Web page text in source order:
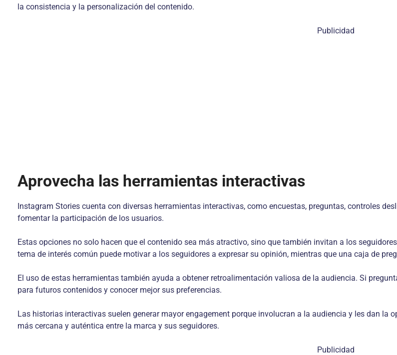
la consistencia y la personalización del contenido.
Publicidad
Aprovecha las herramientas interactivas
Instagram Stories cuenta con diversas herramientas interactivas, como encuestas, preguntas, controles
fomentar la participación de los usuarios.
Estas opciones no solo hacen que el contenido sea más atractivo, sino que también invitan a los
tema de interés común puede motivar a los seguidores a expresar su opinión, mientras que una caja de
El uso de estas herramientas también ayuda a obtener retroalimentación valiosa de la audiencia. Si
para futuros contenidos y conocer mejor sus preferencias.
Las historias interactivas suelen generar mayor engagement porque involucran a la audiencia y les dan la
más cercana y auténtica entre la marca y sus seguidores.
Publicidad